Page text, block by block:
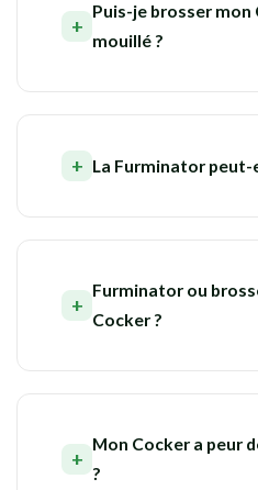
Puis-je brosser mon
mouillé ?
La Furminator peut-
Furminator ou
Cocker ?
Mon Cocker a peur
?